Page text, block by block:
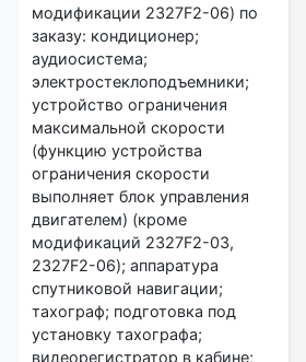
модификации 2327F2-06) по
заказу: кондиционер;
аудиосистема;
электростеклоподъемники;
устройство ограничения
максимальной скорости
(функцию устройства
ограничения скорости
выполняет блок управления
двигателем) (кроме
модификаций 2327F2-03,
2327F2-06); аппаратура
спутниковой навигации;
тахограф; подготовка под
установку тахографа;
видеорегистратор в кабине;